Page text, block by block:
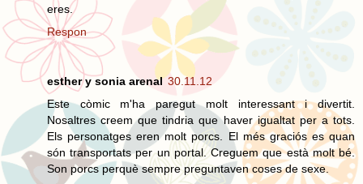
eres.
Respon
esther y sonia arenal 30.11.12
Este còmic m'ha paregut molt interessant i divertit.
Nosaltres creem que tindria que haver igualtat per a tots.
Els personatges eren molt porcs. El més graciós es quan
són transportats per un portal. Creguem que està molt bé.
Son porcs perquè sempre preguntaven coses de sexe.